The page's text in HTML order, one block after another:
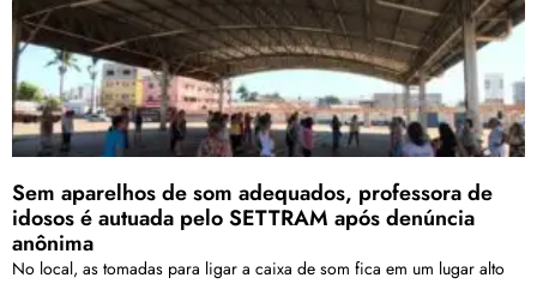
Sem aparelhos de som adequados, professora de
idosos é autuada pelo SETTRAM após denúncia
anônima
No local, as tomadas para ligar a caixa de som fica em um lugar alto